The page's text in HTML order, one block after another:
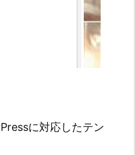
に対応したテン